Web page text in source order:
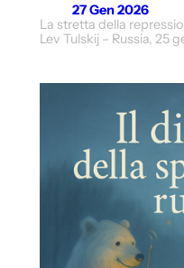
27 Gen 2026
La stretta della
Lev Tulskij – Russia, 25